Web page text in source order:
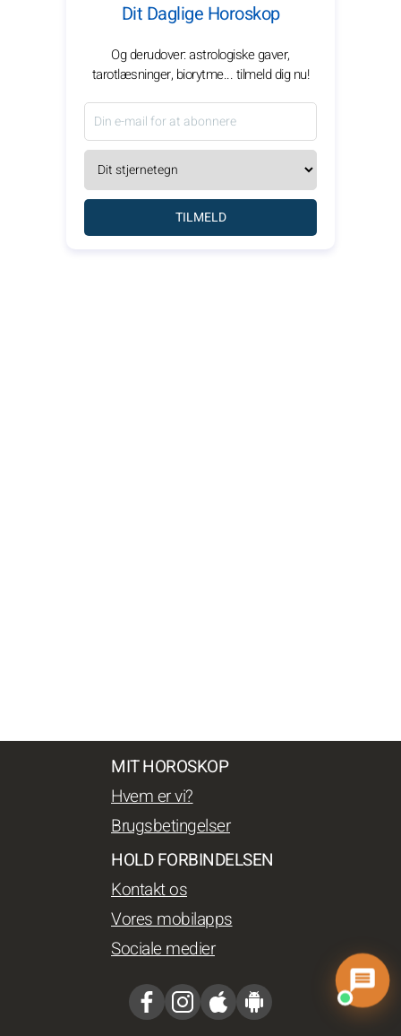
Dit Daglige Horoskop
Og derudover: astrologiske gaver,
tarotlæsninger, biorytme... tilmeld dig nu!
TILMELD
MIT HOROSKOP
Hvem er vi?
Brugsbetingelser
HOLD FORBINDELSEN
Kontakt os
Vores mobilapps
Sociale medier